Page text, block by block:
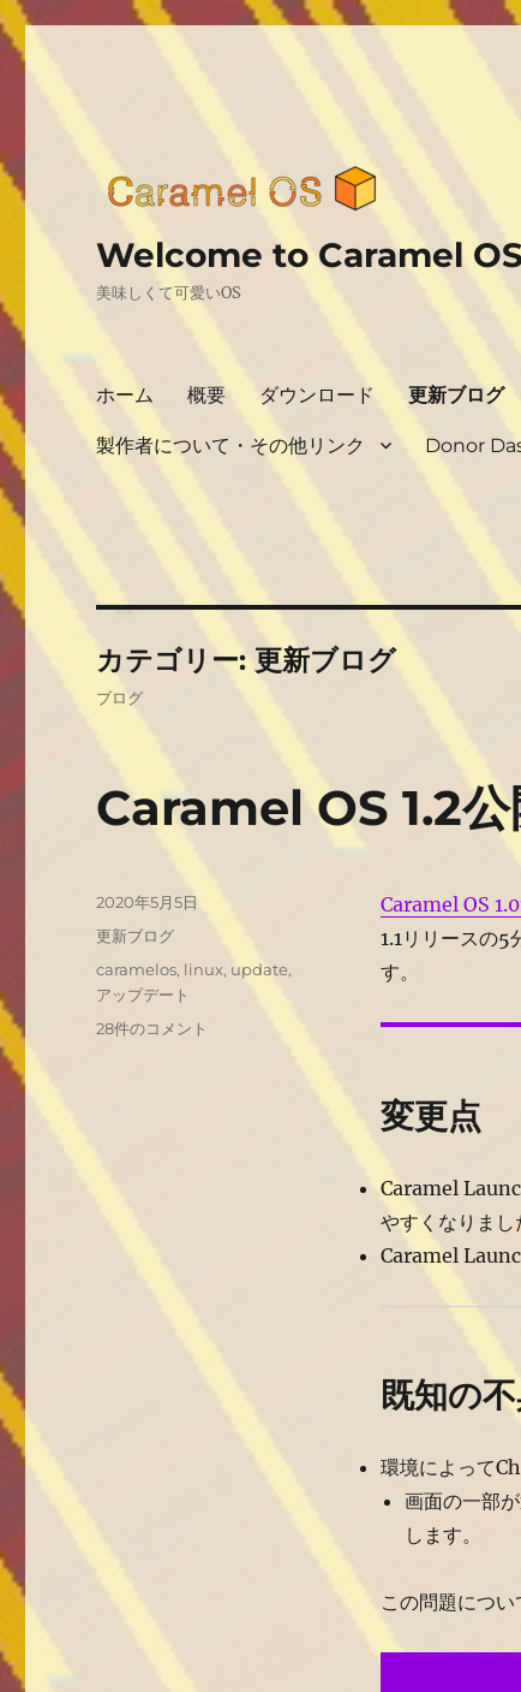
Welcome to Caramel OS
美味しくて可愛いOS
ホーム 概要 ダウンロード 更新ブログ
製作者について・その他リンク Donor
カテゴリー: 更新ブログ
ブログ
Caramel OS 1.2公
Caramel OS
1.1リリースの5
す。
変更点
Caramel
やすくなりまし
Caramel
既知の
環境によって
画面の一部
します。
この問題につい
投
稿
2020年5月5日
カ
ー
更新ブログ
タ
グ
caramelos, linux, update,
アップデート
Caramel
28件のコメント